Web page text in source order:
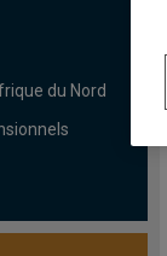
du Nord